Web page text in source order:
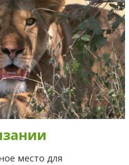
место для